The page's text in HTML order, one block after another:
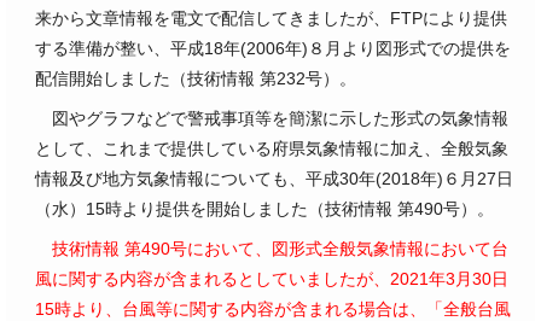
来から文章情報を電文で配信してきましたが、FTPにより提供
する準備が整い、平成18年(2006年)８月より図形式での提供を
配信開始しました（技術情報 第232号）。
図やグラフなどで警戒事項等を簡潔に示した形式の気象情報
として、これまで提供している府県気象情報に加え、全般気象
情報及び地方気象情報についても、平成30年(2018年)６月27日
（水）15時より提供を開始しました（技術情報 第490号）。
技術情報 第490号において、図形式全般気象情報において台
風に関する内容が含まれるとしていましたが、2021年3月30日
15時より、台風等に関する内容が含まれる場合は、「全般台風